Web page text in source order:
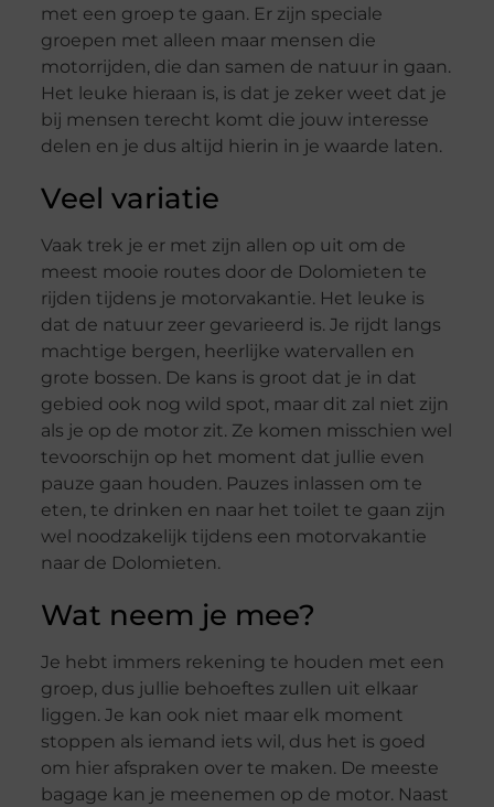
met een groep te gaan. Er zijn speciale
groepen met alleen maar mensen die
motorrijden, die dan samen de natuur in gaan.
Het leuke hieraan is, is dat je zeker weet dat je
bij mensen terecht komt die jouw interesse
delen en je dus altijd hierin in je waarde laten.
Veel variatie
Vaak trek je er met zijn allen op uit om de
meest mooie routes door de Dolomieten te
rijden tijdens je motorvakantie. Het leuke is
dat de natuur zeer gevarieerd is. Je rijdt langs
machtige bergen, heerlijke watervallen en
grote bossen. De kans is groot dat je in dat
gebied ook nog wild spot, maar dit zal niet zijn
als je op de motor zit. Ze komen misschien wel
tevoorschijn op het moment dat jullie even
pauze gaan houden. Pauzes inlassen om te
eten, te drinken en naar het toilet te gaan zijn
wel noodzakelijk tijdens een motorvakantie
naar de Dolomieten.
Wat neem je mee?
Je hebt immers rekening te houden met een
groep, dus jullie behoeftes zullen uit elkaar
liggen. Je kan ook niet maar elk moment
stoppen als iemand iets wil, dus het is goed
om hier afspraken over te maken. De meeste
bagage kan je meenemen op de motor. Naast